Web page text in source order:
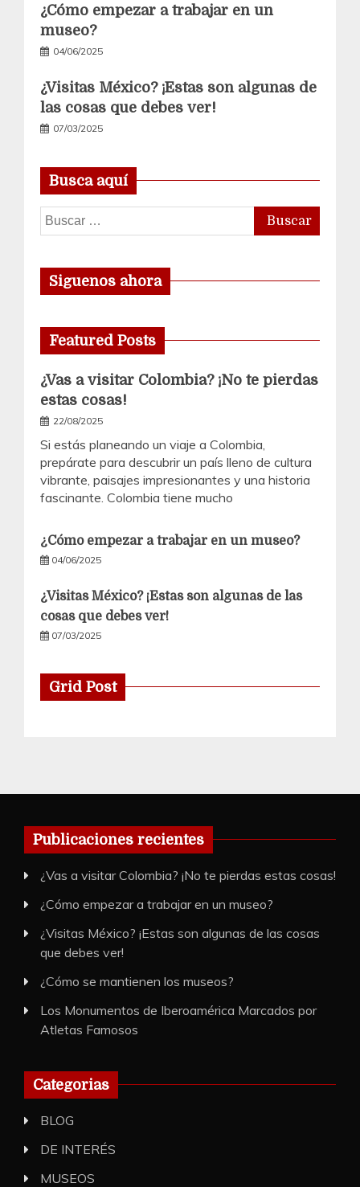
¿Cómo empezar a trabajar en un
museo?
04/06/2025
¿Visitas México? ¡Estas son algunas de
las cosas que debes ver!
07/03/2025
Busca aquí
Buscar:
Siguenos ahora
Featured Posts
¿Vas a visitar Colombia? ¡No te pierdas
estas cosas!
22/08/2025
Si estás planeando un viaje a Colombia,
prepárate para descubrir un país lleno de cultura
vibrante, paisajes impresionantes y una historia
fascinante. Colombia tiene mucho
¿Cómo empezar a trabajar en un museo?
04/06/2025
¿Visitas México? ¡Estas son algunas de las
cosas que debes ver!
07/03/2025
Grid Post
Publicaciones recientes
¿Vas a visitar Colombia? ¡No te pierdas estas cosas!
¿Cómo empezar a trabajar en un museo?
¿Visitas México? ¡Estas son algunas de las cosas
que debes ver!
¿Cómo se mantienen los museos?
Los Monumentos de Iberoamérica Marcados por
Atletas Famosos
Categorias
BLOG
DE INTERÉS
MUSEOS